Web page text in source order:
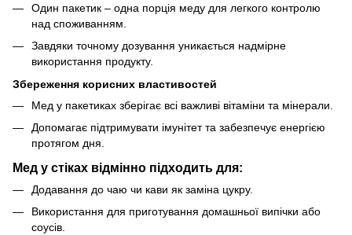
Один пакетик – одна порція меду для легкого контролю
над споживанням.
Завдяки точному дозування уникається надмірне
використання продукту.
Збереження корисних властивостей
Мед у пакетиках зберігає всі важливі вітаміни та мінерали.
Допомагає підтримувати імунітет та забезпечує енергією
протягом дня.
Мед у стіках відмінно підходить для:
Додавання до чаю чи кави як заміна цукру.
Використання для приготування домашньої випічки або
соусів.